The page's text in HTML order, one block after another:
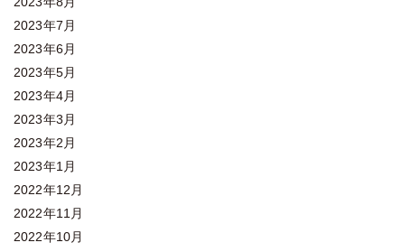
2023年7月
2023年6月
2023年5月
2023年4月
2023年3月
2023年2月
2023年1月
2022年12月
2022年11月
2022年10月